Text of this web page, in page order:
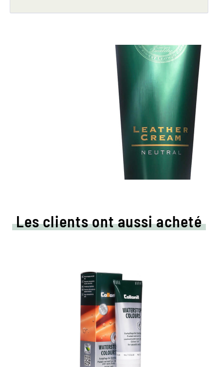
Les clients ont aussi acheté
Crème de couleur colorée
et d'imprégnation
Maintient tous les matériaux de cuir lisse et
de haute technologie avec effet